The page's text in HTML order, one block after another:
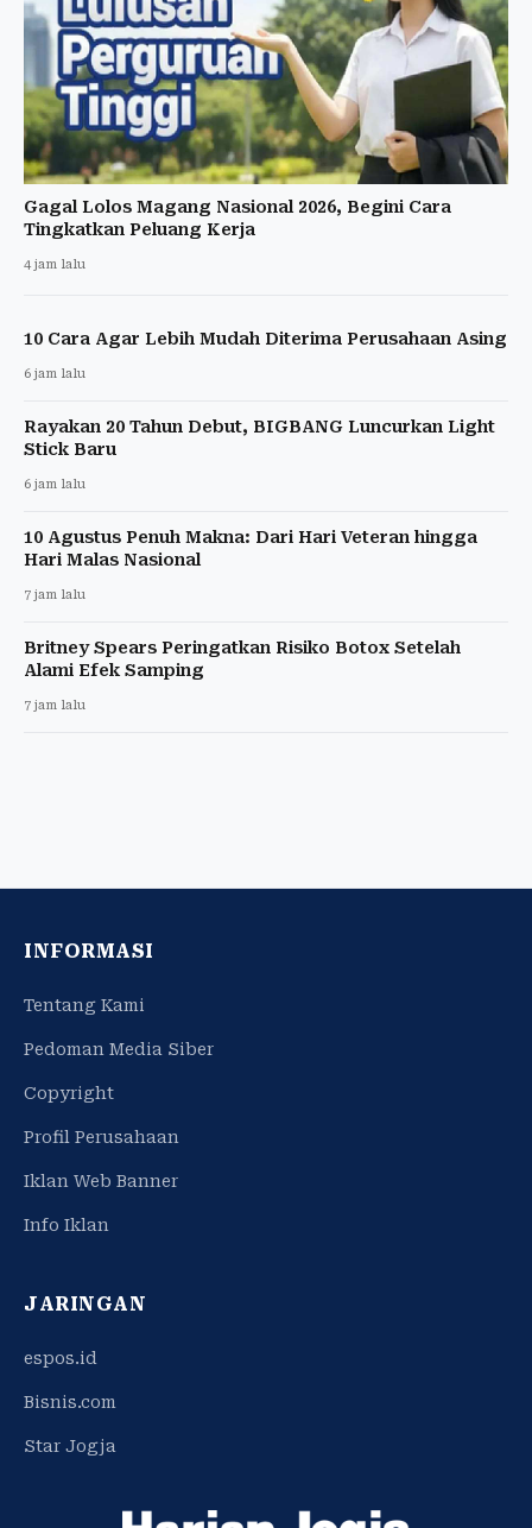
Gagal Lolos Magang Nasional 2026, Begini Cara
Tingkatkan Peluang Kerja
4 jam lalu
10 Cara Agar Lebih Mudah Diterima Perusahaan Asing
6 jam lalu
Rayakan 20 Tahun Debut, BIGBANG Luncurkan Light
Stick Baru
6 jam lalu
10 Agustus Penuh Makna: Dari Hari Veteran hingga
Hari Malas Nasional
7 jam lalu
Britney Spears Peringatkan Risiko Botox Setelah
Alami Efek Samping
7 jam lalu
INFORMASI
Tentang Kami
Pedoman Media Siber
Copyright
Profil Perusahaan
Iklan Web Banner
Info Iklan
JARINGAN
espos.id
Bisnis.com
Star Jogja